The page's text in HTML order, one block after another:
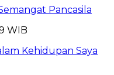
Pancasila
WIB
Kehidupan Saya